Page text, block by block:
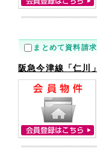
まとめて資料請求
阪急今津線「仁川」